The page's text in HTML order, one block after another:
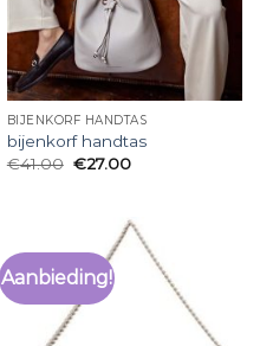
BIJENKORF HANDTAS
bijenkorf handtas
€41.00 €27.00
Aanbieding!